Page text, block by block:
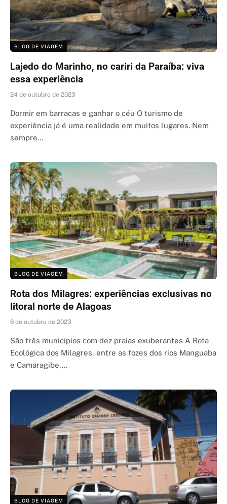
BLOG DE VIAGEM
Lajedo do Marinho, no cariri da Paraíba: viva
essa experiência
24 de outubro de 2023
Dormir em barracas e ganhar o céu O turismo de
experiência já é uma realidade em muitos lugares. Nem
sempre…
BLOG DE VIAGEM
Rota dos Milagres: experiências exclusivas no
litoral norte de Alagoas
6 de outubro de 2023
São três municípios com dez praias exuberantes A Rota
Ecológica dos Milagres, entre as fozes dos rios Manguaba
e Camaragibe,…
BLOG DE VIAGEM